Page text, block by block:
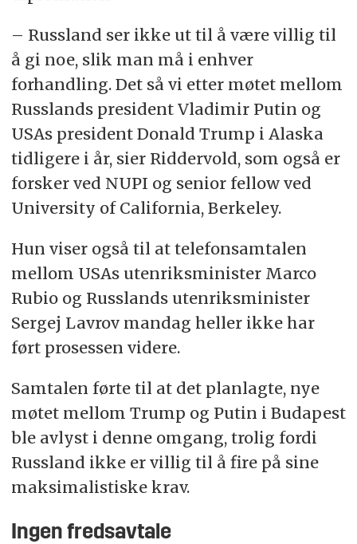
– Russland ser ikke ut til å være villig til
å gi noe, slik man må i enhver
forhandling. Det så vi etter møtet mellom
Russlands president Vladimir Putin og
USAs president Donald Trump i Alaska
tidligere i år, sier Riddervold, som også er
forsker ved NUPI og senior fellow ved
University of California, Berkeley.
Hun viser også til at telefonsamtalen
mellom USAs utenriksminister Marco
Rubio og Russlands utenriksminister
Sergej Lavrov mandag heller ikke har
ført prosessen videre.
Samtalen førte til at det planlagte, nye
møtet mellom Trump og Putin i Budapest
ble avlyst i denne omgang, trolig fordi
Russland ikke er villig til å fire på sine
maksimalistiske krav.
Ingen fredsavtale